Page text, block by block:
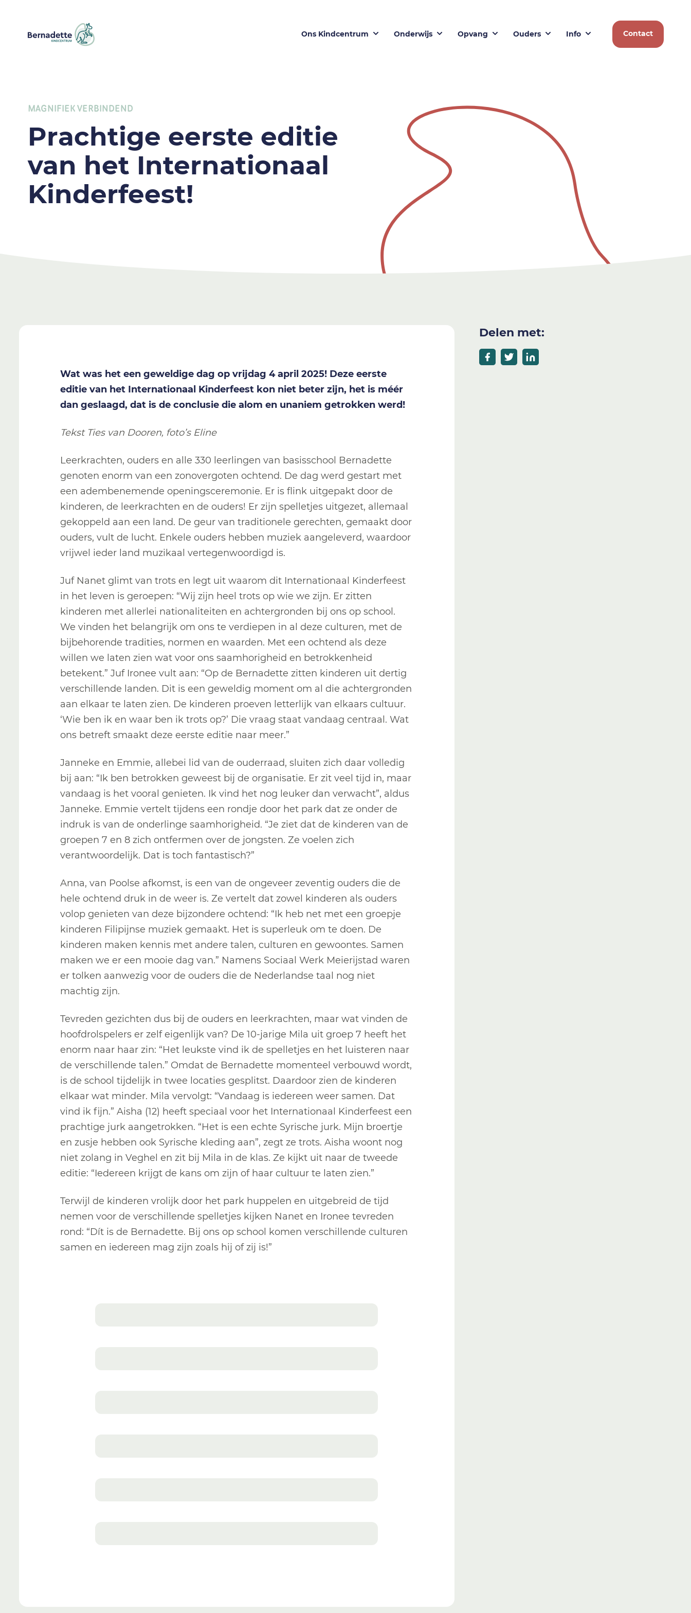
Ons Kindcentrum Onderwijs Opvang Ouders Info Contact
MAGNIFIEK VERBINDEND
Prachtige eerste editie
van het Internationaal
Kinderfeest!
Wat was het een geweldige dag op vrijdag 4 april 2025! Deze eerste
editie van het Internationaal Kinderfeest kon niet beter zijn, het is méér
dan geslaagd, dat is de conclusie die alom en unaniem getrokken werd!
Tekst Ties van Dooren, foto’s Eline
Leerkrachten, ouders en alle 330 leerlingen van basisschool Bernadette
genoten enorm van een zonovergoten ochtend. De dag werd gestart met
een adembenemende openingsceremonie. Er is flink uitgepakt door de
kinderen, de leerkrachten en de ouders! Er zijn spelletjes uitgezet, allemaal
gekoppeld aan een land. De geur van traditionele gerechten, gemaakt door
ouders, vult de lucht. Enkele ouders hebben muziek aangeleverd, waardoor
vrijwel ieder land muzikaal vertegenwoordigd is.
Juf Nanet glimt van trots en legt uit waarom dit Internationaal Kinderfeest
in het leven is geroepen: “Wij zijn heel trots op wie we zijn. Er zitten
kinderen met allerlei nationaliteiten en achtergronden bij ons op school.
We vinden het belangrijk om ons te verdiepen in al deze culturen, met de
bijbehorende tradities, normen en waarden. Met een ochtend als deze
willen we laten zien wat voor ons saamhorigheid en betrokkenheid
betekent.” Juf Ironee vult aan: “Op de Bernadette zitten kinderen uit dertig
verschillende landen. Dit is een geweldig moment om al die achtergronden
aan elkaar te laten zien. De kinderen proeven letterlijk van elkaars cultuur.
‘Wie ben ik en waar ben ik trots op?’ Die vraag staat vandaag centraal. Wat
ons betreft smaakt deze eerste editie naar meer.”
Janneke en Emmie, allebei lid van de ouderraad, sluiten zich daar volledig
bij aan: “Ik ben betrokken geweest bij de organisatie. Er zit veel tijd in, maar
vandaag is het vooral genieten. Ik vind het nog leuker dan verwacht”, aldus
Janneke. Emmie vertelt tijdens een rondje door het park dat ze onder de
indruk is van de onderlinge saamhorigheid. “Je ziet dat de kinderen van de
groepen 7 en 8 zich ontfermen over de jongsten. Ze voelen zich
verantwoordelijk. Dat is toch fantastisch?”
Anna, van Poolse afkomst, is een van de ongeveer zeventig ouders die de
hele ochtend druk in de weer is. Ze vertelt dat zowel kinderen als ouders
volop genieten van deze bijzondere ochtend: “Ik heb net met een groepje
kinderen Filipijnse muziek gemaakt. Het is superleuk om te doen. De
kinderen maken kennis met andere talen, culturen en gewoontes. Samen
maken we er een mooie dag van.” Namens Sociaal Werk Meierijstad waren
er tolken aanwezig voor de ouders die de Nederlandse taal nog niet
machtig zijn.
Tevreden gezichten dus bij de ouders en leerkrachten, maar wat vinden de
hoofdrolspelers er zelf eigenlijk van? De 10-jarige Mila uit groep 7 heeft het
enorm naar haar zin: “Het leukste vind ik de spelletjes en het luisteren naar
de verschillende talen.” Omdat de Bernadette momenteel verbouwd wordt,
is de school tijdelijk in twee locaties gesplitst. Daardoor zien de kinderen
elkaar wat minder. Mila vervolgt: “Vandaag is iedereen weer samen. Dat
vind ik fijn.” Aisha (12) heeft speciaal voor het Internationaal Kinderfeest een
prachtige jurk aangetrokken. “Het is een echte Syrische jurk. Mijn broertje
en zusje hebben ook Syrische kleding aan”, zegt ze trots. Aisha woont nog
niet zolang in Veghel en zit bij Mila in de klas. Ze kijkt uit naar de tweede
editie: “Iedereen krijgt de kans om zijn of haar cultuur te laten zien.”
Terwijl de kinderen vrolijk door het park huppelen en uitgebreid de tijd
nemen voor de verschillende spelletjes kijken Nanet en Ironee tevreden
rond: “Dít is de Bernadette. Bij ons op school komen verschillende culturen
samen en iedereen mag zijn zoals hij of zij is!”
Delen met: